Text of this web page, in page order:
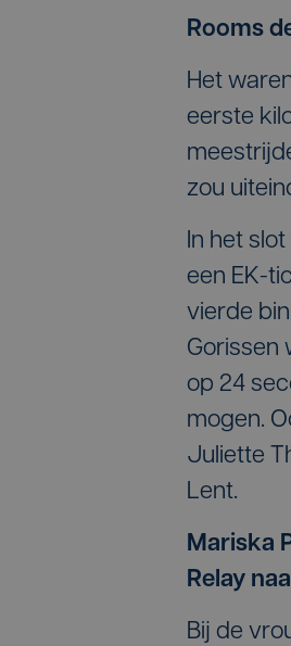
Rooms
Het
eerste
zou
In het
een EK-
vierde
Gorissen
op 24
mogen.
Juliette
Lent.
Mariska
Relay
Bij de